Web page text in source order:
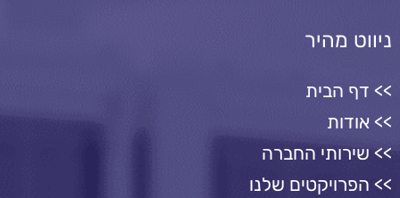
ניווט מהיר
דף הבית
אודות
שירותי החברה
הפרויקטים שלנו